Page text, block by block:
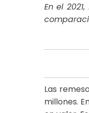
En el
Las
millones.